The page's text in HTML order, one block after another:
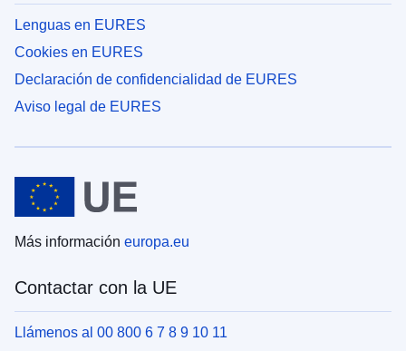
Lenguas en EURES
Cookies en EURES
Declaración de confidencialidad de EURES
Aviso legal de EURES
Más información europa.eu
Contactar con la UE
Llámenos al 00 800 6 7 8 9 10 11